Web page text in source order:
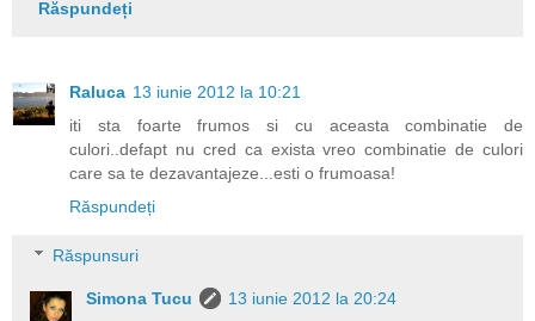
Răspundeți
Raluca 13 iunie 2012 la 10:21
iti sta foarte frumos si cu aceasta combinatie de
culori..defapt nu cred ca exista vreo combinatie de culori
care sa te dezavantajeze...esti o frumoasa!
Răspundeți
Răspunsuri
Simona Tucu
13 iunie 2012 la 20:24